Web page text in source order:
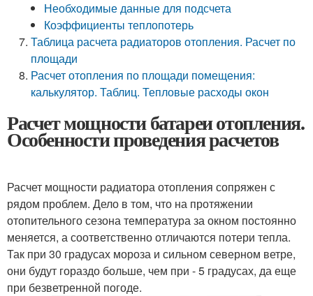
Необходимые данные для подсчета
Коэффициенты теплопотерь
Таблица расчета радиаторов отопления. Расчет по
площади
Расчет отопления по площади помещения:
калькулятор. Таблиц. Тепловые расходы окон
Расчет мощности батареи отопления.
Особенности проведения расчетов
Расчет мощности радиатора отопления сопряжен с
рядом проблем. Дело в том, что на протяжении
отопительного сезона температура за окном постоянно
меняется, а соответственно отличаются потери тепла.
Так при 30 градусах мороза и сильном северном ветре,
они будут гораздо больше, чем при - 5 градусах, да еще
при безветренной погоде.